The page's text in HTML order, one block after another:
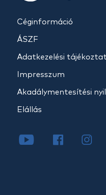
Céginformáció
ÁSZF
Adatkezelési
Impresszum
Akadálymentesítési
Elállás